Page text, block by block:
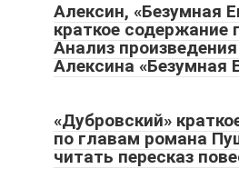
Алексин, «Безумная
краткое содержание
Анализ
Алексина «Безумная
«Дубровский»
по главам романа
читать пересказ